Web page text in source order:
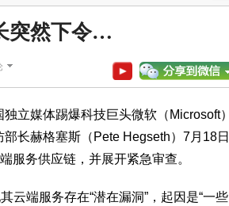
突然下令…
媒体踢爆科技巨头微软（Microsoft）
长赫格塞斯（Pete Hegseth）7月18日
服务供应链，并展开紧急审查。
端服务存在“潜在漏洞”，起因是“一些